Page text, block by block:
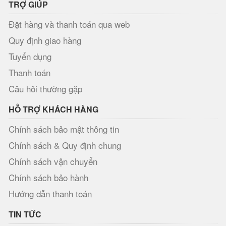
TRỢ GIÚP
Đặt hàng và thanh toán qua web
Quy định giao hàng
Tuyển dụng
Thanh toán
Câu hỏi thường gặp
HỖ TRỢ KHÁCH HÀNG
Chính sách bảo mật thông tin
Chính sách & Quy định chung
Chính sách vận chuyển
Chính sách bảo hành
Hướng dẫn thanh toán
TIN TỨC